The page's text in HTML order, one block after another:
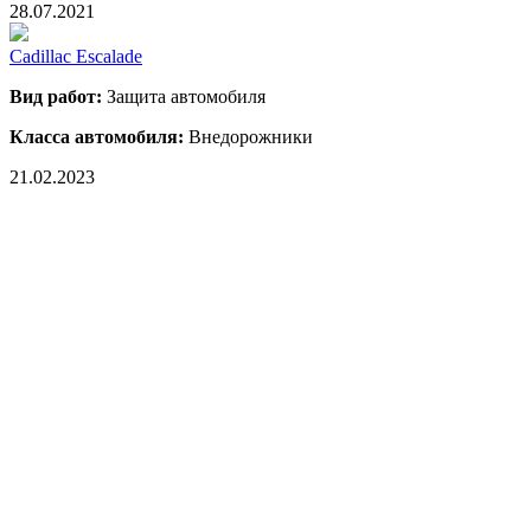
28.07.2021
Cadillac Escalade
Вид работ: Защита автомобиля
Класса автомобиля: Внедорожники
21.02.2023